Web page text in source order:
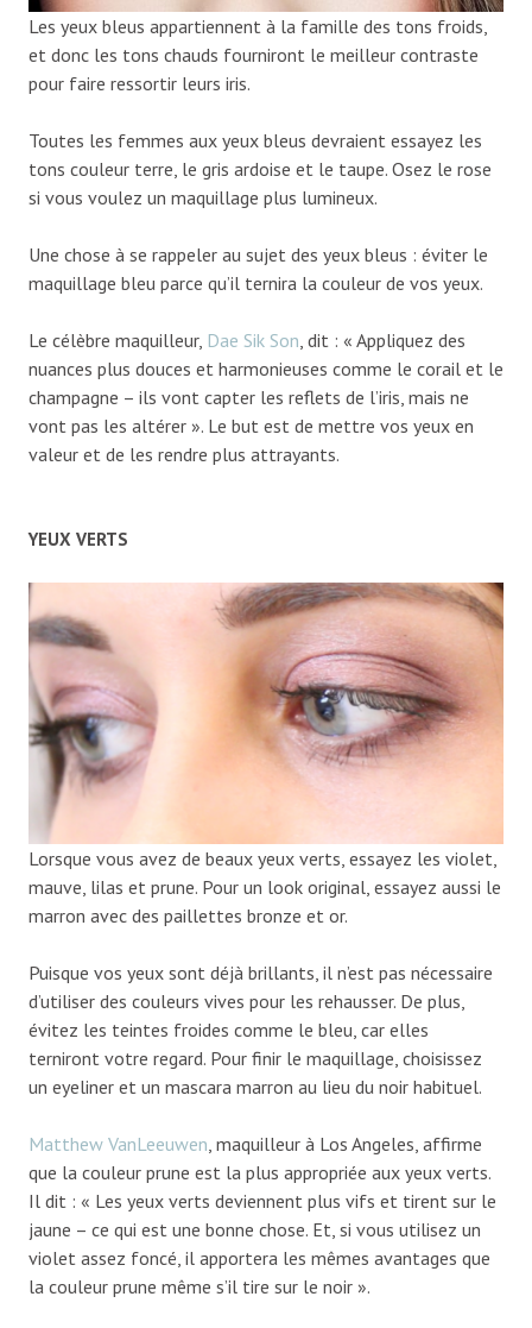
Les yeux bleus appartiennent à la famille des tons froids,
et donc les tons chauds fourniront le meilleur contraste
pour faire ressortir leurs iris.
Toutes les femmes aux yeux bleus devraient essayez les
tons couleur terre, le gris ardoise et le taupe. Osez le rose
si vous voulez un maquillage plus lumineux.
Une chose à se rappeler au sujet des yeux bleus : éviter le
maquillage bleu parce qu’il ternira la couleur de vos yeux.
Le célèbre maquilleur, Dae Sik Son , dit : « Appliquez des
nuances plus douces et harmonieuses comme le corail et le
champagne – ils vont capter les reflets de l’iris, mais ne
vont pas les altérer ». Le but est de mettre vos yeux en
valeur et de les rendre plus attrayants.
YEUX VERTS
Lorsque vous avez de beaux yeux verts, essayez les violet,
mauve, lilas et prune. Pour un look original, essayez aussi le
marron avec des paillettes bronze et or.
Puisque vos yeux sont déjà brillants, il n’est pas nécessaire
d’utiliser des couleurs vives pour les rehausser. De plus,
évitez les teintes froides comme le bleu, car elles
terniront votre regard. Pour finir le maquillage, choisissez
un eyeliner et un mascara marron au lieu du noir habituel.
Matthew VanLeeuwen , maquilleur à Los Angeles, affirme
que la couleur prune est la plus appropriée aux yeux verts.
Il dit : « Les yeux verts deviennent plus vifs et tirent sur le
jaune – ce qui est une bonne chose. Et, si vous utilisez un
violet assez foncé, il apportera les mêmes avantages que
la couleur prune même s’il tire sur le noir ».